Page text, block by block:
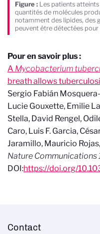
Figure : Les patients
quantités de molécules
notamment des lipides, des
peuvent être détectées
Pour en savoir plus :
A Mycobacterium
breath allows
Sergio Fabián
Lucie Gouxette, Emilie
Stella, David Rengel,
Caro, Luis F. Garcia,
Jaramillo, Mauricio
Nature Communications
DOI:https://doi.org/
Contact